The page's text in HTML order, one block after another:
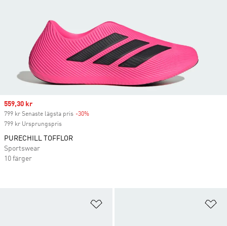
Sale price
559,30 kr
799 kr Senaste lägsta pris -30%
799 kr Ursprungspris
PURECHILL TOFFLOR
Sportswear
10 färger